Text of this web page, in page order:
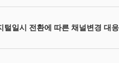
일시 전환에 따른 채널변경 대